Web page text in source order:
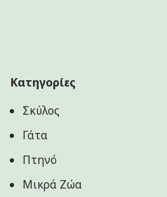
Κατηγορίες
Σκύλος
Γάτα
Πτηνό
Μικρά Ζώα